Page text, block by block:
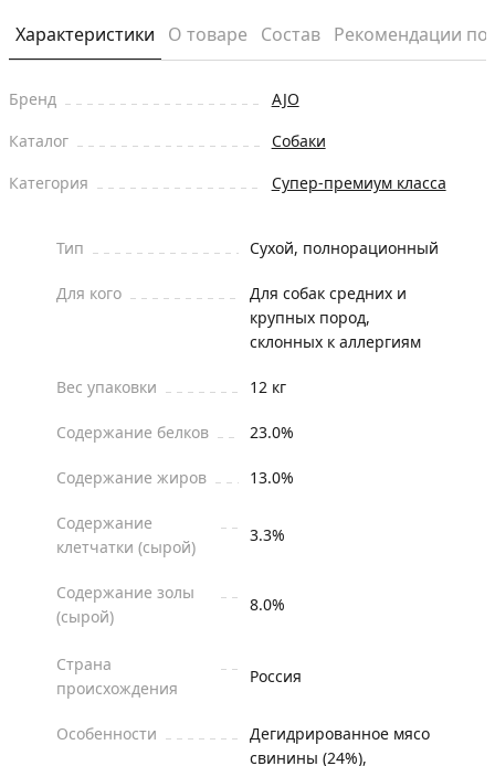
Характеристики О товаре Состав Рекомендации
Бренд
AJO
Каталог
Собаки
Категория
Супер-премиум класса
Тип Сухой, полнорационный
Для кого
Для собак средних и
крупных пород,
склонных к аллергиям
Вес упаковки 12 кг
Содержание белков 23.0%
Содержание жиров 13.0%
Содержание
клетчатки (сырой)
3.3%
Содержание золы
(сырой)
8.0%
Страна
происхождения
Россия
Особенности
Дегидрированное мясо
свинины (24%),